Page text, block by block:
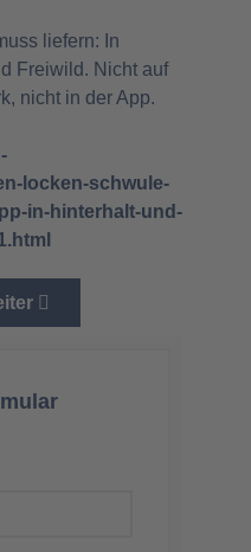
liefern: In
Freiwild. Nicht auf
nicht in der App.
locken-schwule-
in-hinterhalt-und-
250.000Beitrag: Die